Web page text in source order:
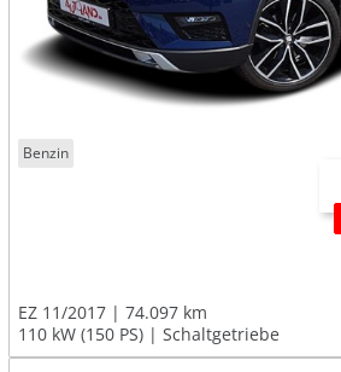
Benzin
EZ 11/2017
74.097 km
110 kW (150 PS)
Schaltgetriebe